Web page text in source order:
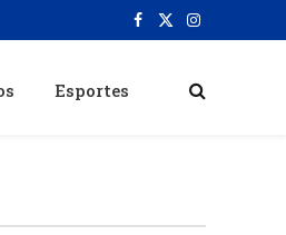
Facebook
X
Instagram
Esportes